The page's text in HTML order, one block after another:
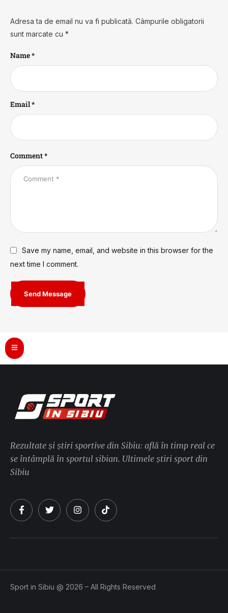
Adresa ta de email nu va fi publicată. Câmpurile obligatorii
sunt marcate cu *
Comment *
Name *
Email *
Save my name, email, and website in this browser for the
next time I comment.
Send Message
Rezultate și știri sportive din Sibiu: află în timp real ce
se întâmplă în sportul sibian. Ultimele știri sport din
Sibiu
Sport in Sibiu @ 2026 – All Rights Reserved